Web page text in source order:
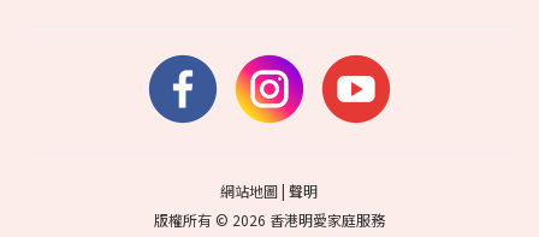
網站地圖|聲明
版權所有 © 2026 香港明愛家庭服務